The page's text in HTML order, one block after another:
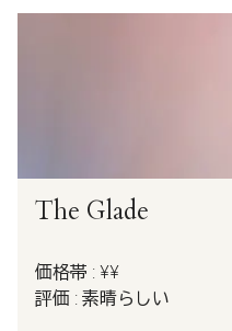
The Glade
価格帯 : ¥¥
評価 : 素晴らしい